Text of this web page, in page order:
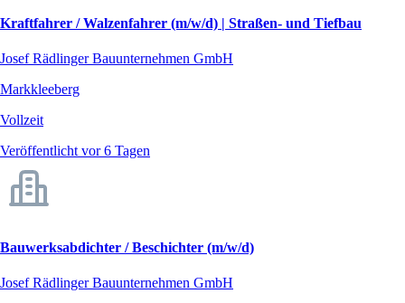
Kraftfahrer / Walzenfahrer (m/w/d) | Straßen- und Tiefbau
Josef Rädlinger Bauunternehmen GmbH
Markkleeberg
Vollzeit
Veröffentlicht vor 6 Tagen
Bauwerksabdichter / Beschichter (m/w/d)
Josef Rädlinger Bauunternehmen GmbH